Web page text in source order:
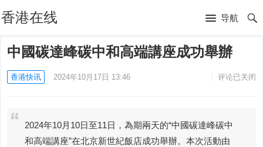
香港在线 导航
中國碳達峰碳中和高端講座成功舉辦
香港快讯 2024年10月17日 13:46 评论已关闭
2024年10月10日至11日，為期兩天的“中國碳達峰碳中
和高端講座”在北京新世紀飯店成功舉辦。本次活動由